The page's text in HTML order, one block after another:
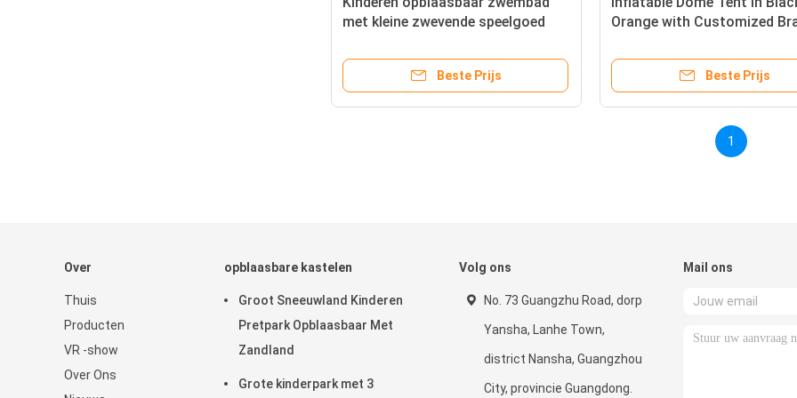
met kleine zwevende speelgoed
Beste Prijs
Orange with Customized
Beste Prijs
1
Over
Thuis
Producten
VR -show
Over Ons
opblaasbare kastelen
Groot Sneeuwland Kinderen
Pretpark Opblaasbaar Met
Zandland
Grote kinderpark met 3
Volg ons
No. 73 Guangzhu Road, dorp
Yansha, Lanhe Town,
district Nansha, Guangzhou
City, provincie Guangdong.
Mail ons